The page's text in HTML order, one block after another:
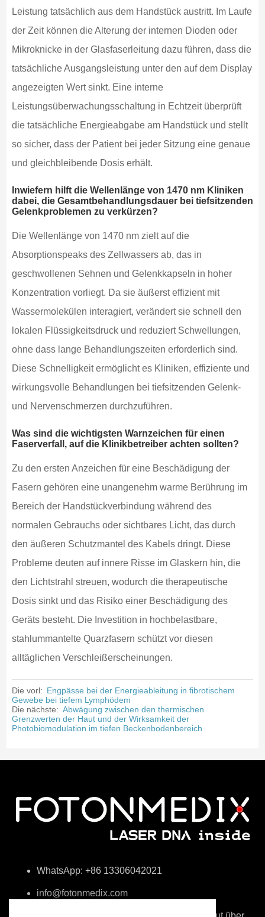
Leistung tatsächlich aus dem Handstück austritt. Im Laufe
der Zeit können die Alterung der internen Dioden oder
Mikroknicke in der Glasfaserleitung dazu führen, dass die
tatsächliche Ausgangsleistung unter den auf dem Display
angezeigten Wert sinkt. Eine interne
Leistungsüberwachungsschaltung in Echtzeit überprüft
die tatsächliche Energieabgabe am Handstück und stellt
so sicher, dass der Patient bei jeder Sitzung eine genaue
und gleichbleibende Dosis erhält.
Inwiefern hilft die Wellenlänge von 1470 nm Kliniken
dabei, die Gesamtbehandlungsdauer bei tiefsitzenden
Gelenkproblemen zu verkürzen?
Die Wellenlänge von 1470 nm zielt auf die
Absorptionspeaks des Zellwassers ab, das in
geschwollenen Sehnen und Gelenkkapseln in hoher
Konzentration vorliegt. Da sie äußerst effizient mit
Wassermolekülen interagiert, verändert sie schnell den
lokalen Flüssigkeitsdruck und reduziert Schwellungen,
ohne dass lange Behandlungszeiten erforderlich sind.
Diese Schnelligkeit ermöglicht es Kliniken, effiziente und
wirkungsvolle Behandlungen bei tiefsitzenden Gelenk-
und Nervenschmerzen durchzuführen.
Was sind die wichtigsten Warnzeichen für einen
Faserverfall, auf die Klinikbetreiber achten sollten?
Zu den ersten Anzeichen für eine Beschädigung der
Fasern gehören eine unangenehm warme Berührung im
Bereich der Handstückverbindung während des
normalen Gebrauchs oder sichtbares Licht, das durch
den äußeren Schutzmantel des Kabels dringt. Diese
Probleme deuten auf innere Risse im Glaskern hin, die
den Lichtstrahl streuen, wodurch die therapeutische
Dosis sinkt und das Risiko einer Beschädigung des
Geräts besteht. Die Investition in hochbelastbare,
stahlummantelte Quarzfasern schützt vor diesen
alltäglichen Verschleißerscheinungen.
Die vorl: Engpässe bei der Energieableitung in fibrotischem
Gewebe bei tiefem Lymphödem
Die nächste: Abwägung zwischen den thermischen
Grenzwerten der Haut und der Wirksamkeit der
Photobiomodulation im tiefen Beckenbodenbereich
WhatsApp: +86 13306042021
info@fotonmedix.com